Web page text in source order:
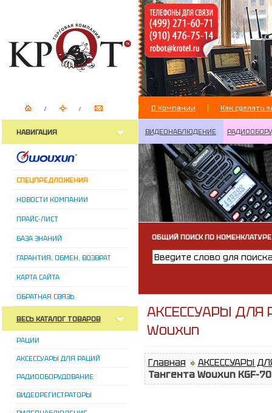
О Компании Как сделать
НАВИГАЦИЯ
СПЕЦПРЕДЛОЖЕНИЯ
НОВОСТИ КОМПАНИИ
ПРАЙС-ЛИСТ
БАЗА ЗНАНИЙ
ГАРАНТИЯ, ОБМЕН, ВОЗВРАТ
КАРТА САЙТА
ОБРАТНАЯ СВЯЗЬ
ВЕСЬ КАТАЛОГ ТОВАРОВ
РАЦИИ
АКСЕССУАРЫ ДЛЯ РАЦИЙ
РАДИООБОРУДОВАНИЕ
ВИДЕОРЕГИСТРАТОРЫ
ВИДЕОНАБЛЮДЕНИЕ
ОБЩИЙ ПОИСК ПО НОМЕНКЛАТУРЕ
АКСЕССУАРЫ ДЛЯ
Wouxun
Главная
АКСЕССУАРЫ
Тангента Wouxun KGF-